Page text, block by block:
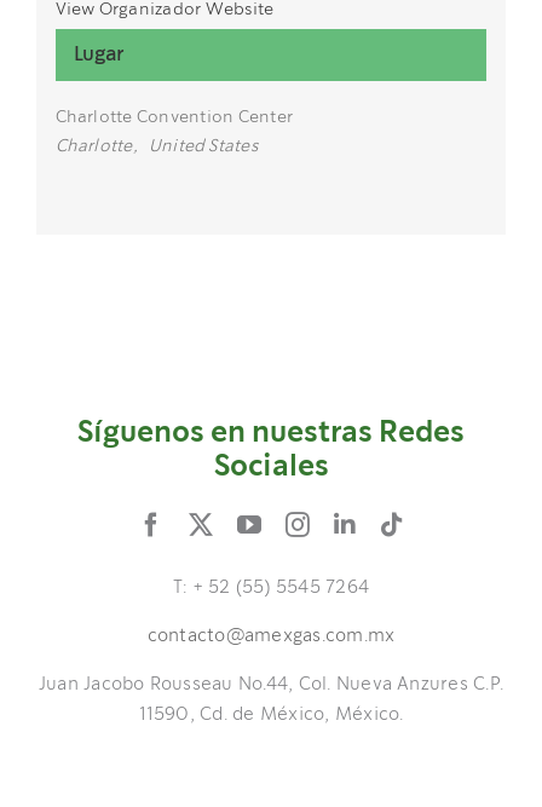
Lugar
Charlotte Convention Center
Charlotte, United States
View Organizador Website
Síguenos en nuestras Redes
Sociales
T: + 52 (55) 5545 7264
contacto@amexgas.com.mx
Juan Jacobo Rousseau No.44, Col. Nueva Anzures C.P.
11590, Cd. de México, México.